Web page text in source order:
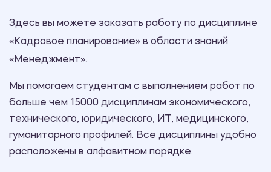
Здесь вы можете заказать работу по дисциплине
«Кадровое планирование» в области знаний
«Менеджмент».
Мы помогаем студентам с выполнением работ по
больше чем 15000 дисциплинам экономического,
технического, юридического, ИТ, медицинского,
гуманитарного профилей. Все дисциплины удобно
расположены в алфавитном порядке.